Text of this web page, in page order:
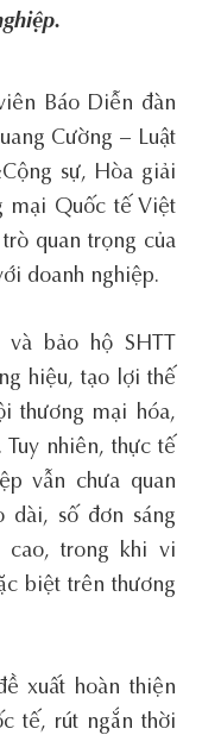
Báo Diễn đàn
Cường – Luật
sự, Hòa giải
mại Quốc tế Việt
quan trọng của
doanh nghiệp.
bảo hộ SHTT
hiệu, tạo lợi thế
thương mại hóa,
nhiên, thực tế
vẫn chưa quan
dài, số đơn sáng
cao, trong khi vi
biệt trên thương
xuất hoàn thiện
tế, rút ngắn thời